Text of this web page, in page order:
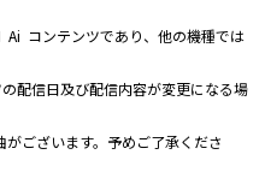
コンテンツであり、他の機種では
配信日及び配信内容が変更になる場
ございます。予めご了承くださ